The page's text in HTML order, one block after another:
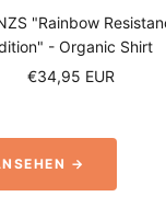
"Rainbow
- Organic Shirt
Sale
€34,95 EUR
→